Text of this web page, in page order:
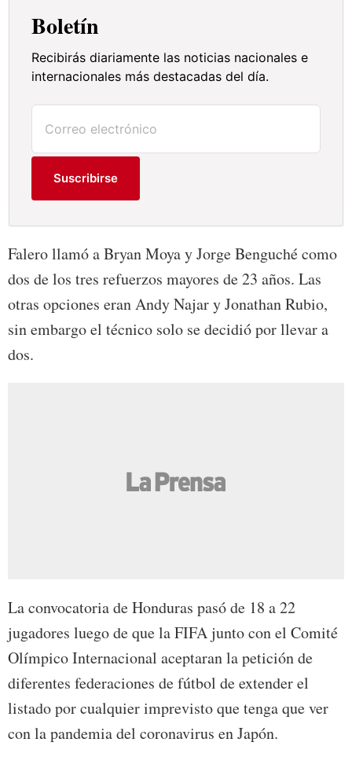
Boletín
Recibirás diariamente las noticias nacionales e
internacionales más destacadas del día.
Suscribirse
Falero llamó a Bryan Moya y Jorge Benguché como
dos de los tres refuerzos mayores de 23 años. Las
otras opciones eran Andy Najar y Jonathan Rubio,
sin embargo el técnico solo se decidió por llevar a
dos.
La convocatoria de Honduras pasó de 18 a 22
jugadores luego de que la FIFA junto con el Comité
Olímpico Internacional aceptaran la petición de
diferentes federaciones de fútbol de extender el
listado por cualquier imprevisto que tenga que ver
con la pandemia del coronavirus en Japón.